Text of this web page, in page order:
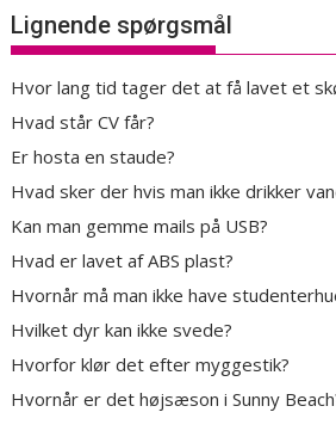
Lignende spørgsmål
Hvor lang tid tager det at få lavet et
Hvad står CV får?
Er hosta en staude?
Hvad sker der hvis man ikke drikker
Kan man gemme mails på USB?
Hvad er lavet af ABS plast?
Hvornår må man ikke have
Hvilket dyr kan ikke svede?
Hvorfor klør det efter myggestik?
Hvornår er det højsæson i Sunny